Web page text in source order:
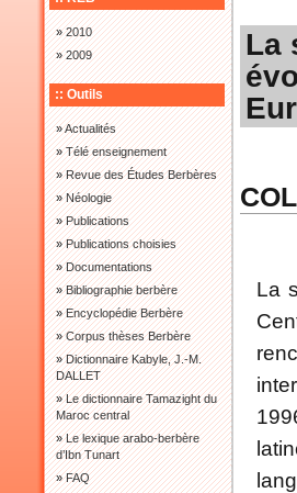
»2010
»2009
:: Outils
»Actualités
»Télé enseignement
»Revue des Études Berbères
»Néologie
»Publications
»Publications choisies
»Documentations
»Bibliographie berbère
»Encyclopédie Berbère
»Corpus thèses Berbère
»Dictionnaire Kabyle, J.-M.
DALLET
»Le dictionnaire Tamazight du
Maroc central
»Le lexique arabo-berbère
d’Ibn Tunart
»FAQ
La
La